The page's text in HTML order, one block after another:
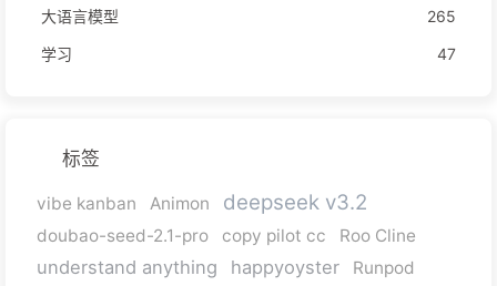
大语言模型
265
学习
47
标签
vibe kanban Animon deepseek v3.2
doubao-seed-2.1-pro copy pilot cc Roo Cline
understand anything happyoyster
Runpod